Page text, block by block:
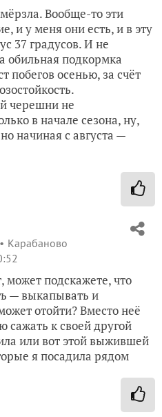
Вообще-то эти
и у меня они есть, и в эту
37 градусов. И не
обильная подкормка
побегов осенью, за счёт
черешни не
в начале сезона, ну,
начиная с августа —
Карабаново
может подскажете, что
— выкапывать и
отойти? Вместо неё
к своей другой
или вот этой выжившей
я посадила рядом